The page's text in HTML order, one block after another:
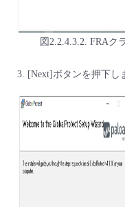
図2.2.4.3.2. FRAク
[Next]ボタンを押下し